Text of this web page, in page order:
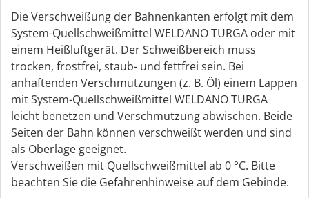
Die Verschweißung der Bahnenkanten erfolgt mit dem
System-Quellschweißmittel WELDANO TURGA oder mit
einem Heißluftgerät. Der Schweißbereich muss
trocken, frostfrei, staub- und fettfrei sein. Bei
anhaftenden Verschmutzungen (z. B. Öl) einem Lappen
mit System-Quellschweißmittel WELDANO TURGA
leicht benetzen und Verschmutzung abwischen. Beide
Seiten der Bahn können verschweißt werden und sind
als Oberlage geeignet.
Verschweißen mit Quellschweißmittel ab 0 °C. Bitte
beachten Sie die Gefahrenhinweise auf dem Gebinde.